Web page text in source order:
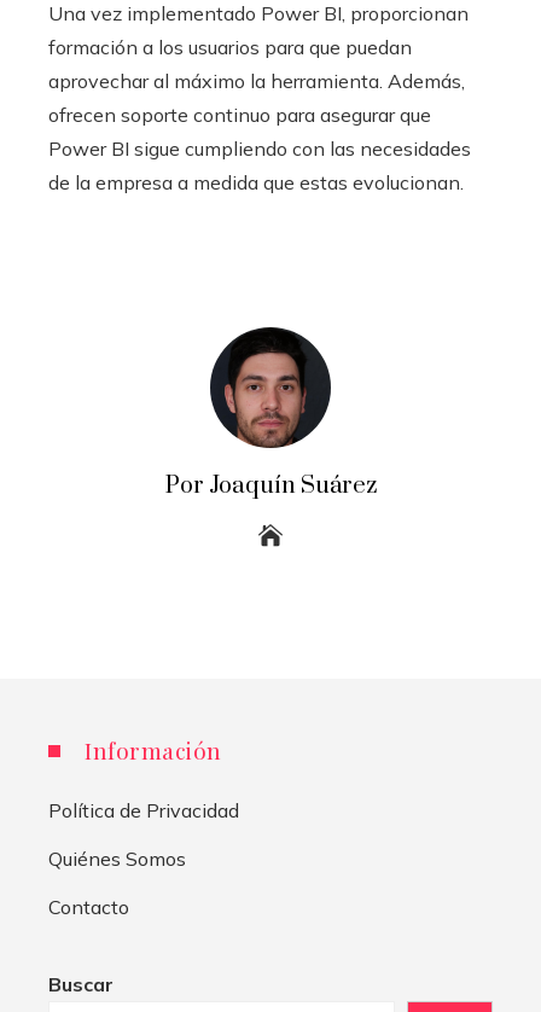
Una vez implementado Power BI, proporcionan
formación a los usuarios para que puedan
aprovechar al máximo la herramienta. Además,
ofrecen soporte continuo para asegurar que
Power BI sigue cumpliendo con las necesidades
de la empresa a medida que estas evolucionan.
Por Joaquín Suárez
Información
Política de Privacidad
Quiénes Somos
Contacto
Buscar